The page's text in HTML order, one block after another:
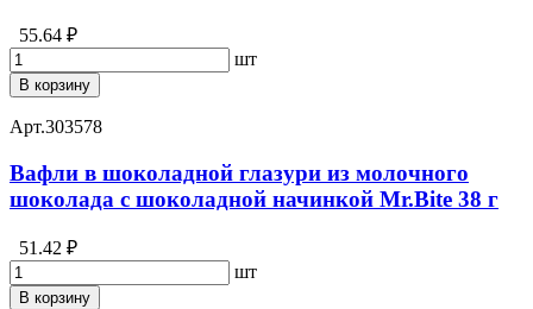
55.64 ₽
шт
В корзину
Арт.303578
Вафли в шоколадной глазури из молочного
шоколада с шоколадной начинкой Mr.Bite 38 г
51.42 ₽
шт
В корзину